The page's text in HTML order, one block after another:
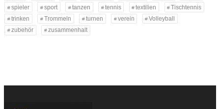
spieler
sport tanzen tennis textilien
Tischtennis
trinken
Trommeln turnen verein
Volleyball
zubehör
zusammenhalt